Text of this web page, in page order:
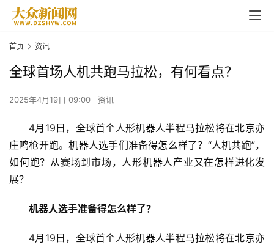
首页 资讯
全球首场人机共跑马拉松，有何看点？
2025年4月19日 09:00 资讯
4月19日，全球首个人形机器人半程马拉松将在北京亦
庄鸣枪开跑。机器人选手们准备得怎么样了？“人机共跑”，
如何跑？从赛场到市场，人形机器人产业又在怎样进化发
展？
机器人选手准备得怎么样了？
4月19日，全球首个人形机器人半程马拉松将在北京亦